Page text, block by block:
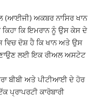
(ਆਈਜੀ) ਅਕਬਰ ਨਾਸਿਰ ਖਾਨ
ਕਿ ਇਮਰਾਨ ਨੂੰ ਉਸ ਕੇਸ ਦੇ
ਵਿਚ ਦੋਸ਼ ਹੈ ਕਿ ਖਾਨ ਅਤੇ ਉਸ
ਲਈ ਇਕ ਰੀਅਲ ਅਸਟੇਟ
ਬੀਬੀ ਅਤੇ ਪੀਟੀਆਈ ਦੇ ਹੋਰ
ਪ੍ਰਾਪਰਟੀ ਕਾਰੋਬਾਰੀ